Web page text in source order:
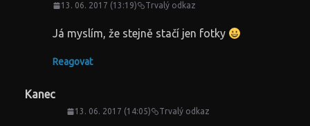
13. 06. 2017 (13:19) Trvalý odkaz
Já myslím, že stejně stačí jen fotky
Reagovat
Kanec
13. 06. 2017 (14:05) Trvalý odkaz